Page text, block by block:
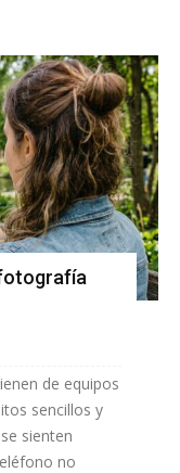
de equipos
sencillos y
sienten
no